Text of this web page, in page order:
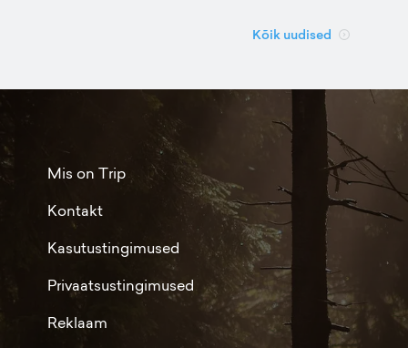
Kõik uudised
Mis on Trip
Kontakt
Kasutustingimused
Privaatsustingimused
Reklaam